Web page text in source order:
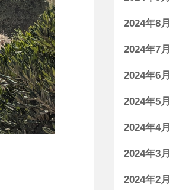
2024年8月
2024年7月
2024年6月
2024年5月
2024年4月
2024年3月
2024年2月